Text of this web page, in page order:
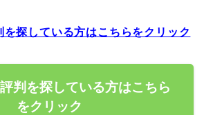
探している方はこちらをクリック
判を探している方はこちら
をクリック